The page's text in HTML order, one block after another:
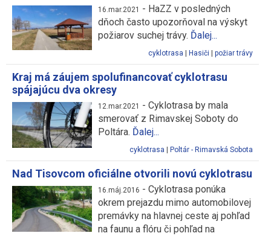
16.mar.2021 - HaZZ v posledných
dňoch často upozorňoval na výskyt
požiarov suchej trávy. Ďalej...
cyklotrasa Hasiči požiar trávy
Kraj má záujem spolufinancovať cyklotrasu
spájajúcu dva okresy
12.mar.2021 - Cyklotrasa by mala
smerovať z Rimavskej Soboty do
Poltára. Ďalej...
cyklotrasa Poltár - Rimavská Sobota
Nad Tisovcom oficiálne otvorili novú cyklotrasu
16.máj.2016 - Cyklotrasa ponúka
okrem prejazdu mimo automobilovej
premávky na hlavnej ceste aj pohľad
na faunu a flóru či pohľad na